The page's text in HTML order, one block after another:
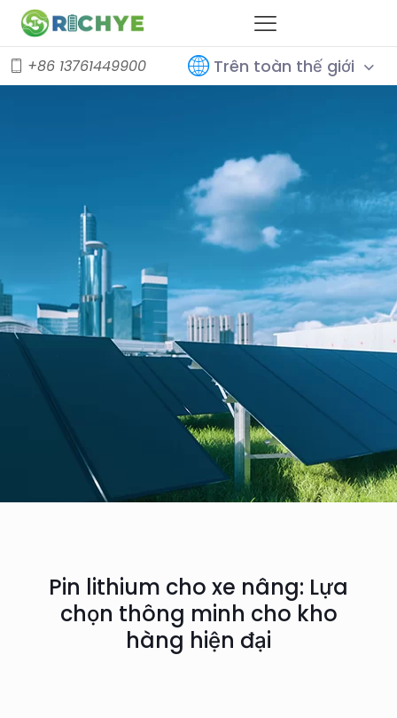
+86 13761449900 Trên toàn thế giới
Pin lithium cho xe nâng: Lựa
chọn thông minh cho kho
hàng hiện đại